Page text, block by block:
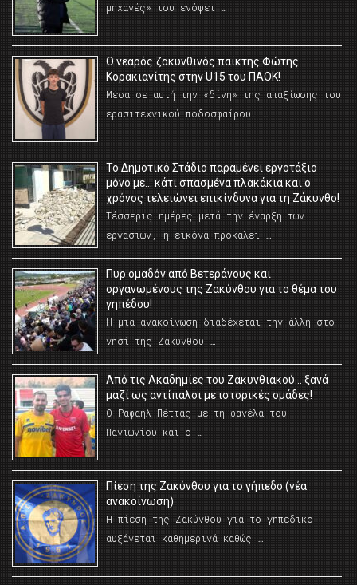
μηχανές» του ενόψει …
O νεαρός ζακυνθινός παίκτης Φώτης
Κορακιανίτης στην U15 του ΠΑΟΚ!
Μέσα σε αυτή την «δίνη» της απαξίωσης του
ερασιτεχνικού ποδοσφαίρου. …
Το Δημοτικό Στάδιο παραμένει εργοτάξιο
μόνο με… κάτι σπασμένα πλακάκια και ο
χρόνος τελειώνει επικίνδυνα για τη Ζάκυνθο!
Τέσσερις ημέρες μετά την έναρξη των
εργασιών, η εικόνα προκαλεί …
Πυρ ομαδόν από Βετεράνους και
οργανωμένους της Ζακύνθου για το θέμα του
γηπέδου!
Η μια ανακοίνωση διαδέχεται την άλλη στο
νησί της Ζακύνθου …
Από τις Ακαδημίες του Ζακυνθιακού… ξανά
μαζί ως αντίπαλοι με ιστορικές ομάδες!
Ο Ραφαήλ Πέττας με τη φανέλα του
Πανιωνίου και ο …
Πίεση της Ζακύνθου για το γήπεδο (νέα
ανακοίνωση)
Η πίεση της Ζακύνθου για το γηπεδικο
αυξάνεται καθημερινά καθώς …